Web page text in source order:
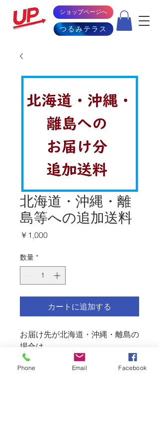
ショップページへ
つるみテラス
北海道・沖縄・離
島等への追加送料
￥1,000価
数量 *
カートに追加する
お届け先が北海道・沖縄・離島の
場合は
1000円の追加送料がかかりま
す。
Phone Email Facebook